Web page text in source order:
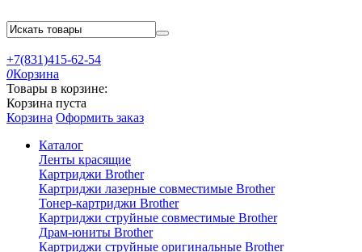
+7(831)415-62-54
0Корзина
Товары в корзине:
Корзина пуста
Корзина Оформить заказ
Каталог
Ленты красящие
Картриджи Brother
Картриджи лазерные совместимые Brother
Тонер-картриджи Brother
Картриджи струйные совместимые Brother
Драм-юниты Brother
Картриджи струйные оригинальные Brother